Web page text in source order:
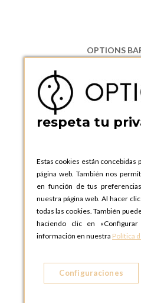
OPTIONS
08130 Santa Perpetua de
Teléfono:
+34
OPTIONS
Teléfono:+34
OPTIONS
C. Lucio Emilio
28803 Alcalá de
OPTIONS
respeta tu
Estas cookies están concebidas
página web. También nos
en función de tus
nuestra página web. Al hacer
todas las cookies. También
haciendo clic en
información en nuestra Política
Configuraciones